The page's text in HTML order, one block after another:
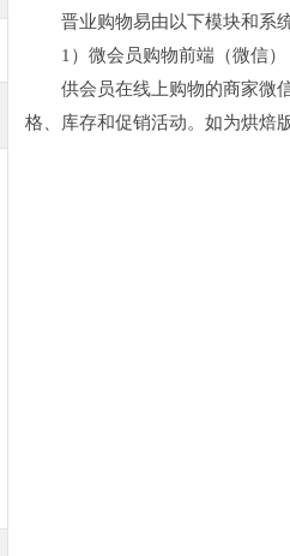
晋业购物易由以下模块和系
1）微会员购物前端（微信）
供会员在线上购物的商家微信
格、库存和促销活动。如为烘焙